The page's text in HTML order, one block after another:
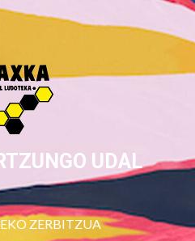
UDAL
ZERBITZUA